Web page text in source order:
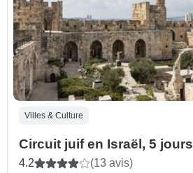
Villes & Culture
Circuit juif en Israël, 5 jours
4.2 (13 avis)